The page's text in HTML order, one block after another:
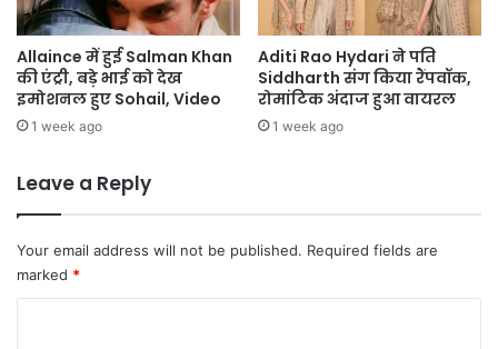
Allaince में हुई Salman Khan
की एंट्री, बड़े भाई को देख
इमोशनल हुए Sohail, Video
1 week ago
Aditi Rao Hydari ने पति
Siddharth संग किया रैंपवॉक,
रोमांटिक अंदाज हुआ वायरल
1 week ago
Leave a Reply
Your email address will not be published. Required fields are
marked *